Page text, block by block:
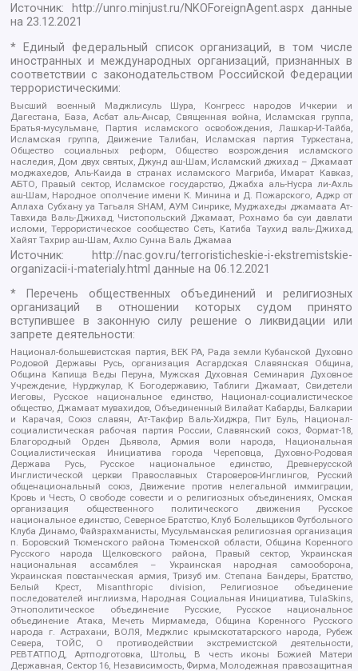
Источник: http://unro.minjust.ru/NKOForeignAgent.aspxданные
на23.12.2021
* Единый федеральный список организаций, в том числе
иностранных и международных организаций, признанных в
соответствии с законодательством Российской Федерации
террористическими:
Высший военный Маджлисуль Шура, Конгресс народов Ичкерии и
Дагестана, База, Асбат аль-Ансар, Священная война, Исламская группа,
Братья-мусульмане, Партия исламского освобождения, Лашкар-И-Тайба,
Исламская группа, Движение Талибан, Исламская партия Туркестана,
Общество социальных реформ, Общество возрождения исламского
наследия, Дом двух святых, Джунд аш-Шам, Исламский джихад – Джамаат
моджахедов, Аль-Каида в странах исламского Магриба, Имарат Кавказ,
АБТО, Правый сектор, Исламское государство, Джабха аль-Нусра ли-Ахль
аш-Шам, Народное ополчение имени К. Минина и Д. Пожарского, Аджр от
Аллаха Субхану уа Тагьаля SHAM, АУМ Синрике, Муджахеды джамаата Ат-
Тавхида Валь-Джихад, Чистопольский Джамаат, Рохнамо ба суи давлати
исломи, Террористическое сообщество Сеть, Катиба Таухид валь-Джихад,
Хайят Тахрир аш-Шам, Ахлю Сунна Валь Джамаа
Источник:
http://nac.gov.ru/terroristicheskie-i-ekstremistskie-
organizacii-i-materialy.html данные на06.12.2021
* Перечень общественных объединений и религиозных
организаций в отношении которых судом принято
вступившее в законную силу решение о ликвидации или
запрете деятельности:
Национал-большевистская партия, ВЕК РА, Рада земли Кубанской Духовно
Родовой Державы Русь, организация Асгардская Славянская Община,
Община Капища Веды Перуна, Мужская Духовная Семинария Духовное
Учреждение, Нурджулар, К Богодержавию, Таблиги Джамаат, Свидетели
Иеговы, Русское национальное единство, Национал-социалистическое
общество, Джамаат мувахидов, Объединенный Вилайат Кабарды, Балкарии
и Карачая, Союз славян, Ат-Такфир Валь-Хиджра, Пит Буль, Национал-
социалистическая рабочая партия России, Славянский союз, Формат-18,
Благородный Орден Дьявола, Армия воли народа, Национальная
Социалистическая Инициатива города Череповца, Духовно-Родовая
Держава Русь, Русское национальное единство, Древнерусской
Инглистической церкви Православных Староверов-Инглингов, Русский
общенациональный союз, Движение против нелегальной иммиграции,
Кровь и Честь, О свободе совести и о религиозных объединениях, Омская
организация общественного политического движения Русское
национальное единство, Северное Братство, Клуб Болельщиков Футбольного
Клуба Динамо, Файзрахманисты, Мусульманская религиозная организация
п. Боровский Тюменского района Тюменской области, Община Коренного
Русского народа Щелковского района, Правый сектор, Украинская
национальная ассамблея – Украинская народная самооборона,
Украинская повстанческая армия, Тризуб им. Степана Бандеры, Братство,
Белый Крест, Misanthropic division, Религиозное объединение
последователей инглиизма, Народная Социальная Инициатива, TulaSkins,
Этнополитическое объединение Русские, Русское национальное
объединение Атака, Мечеть Мирмамеда, Община Коренного Русского
народа г. Астрахани, ВОЛЯ, Меджлис крымскотатарского народа, Рубеж
Севера, ТОЙС, О противодействии экстремистской деятельности,
РЕВТАТПОД, Артподготовка, Штольц, В честь иконы Божией Матери
Державная, Сектор 16, Независимость, Фирма, Молодежная правозащитная